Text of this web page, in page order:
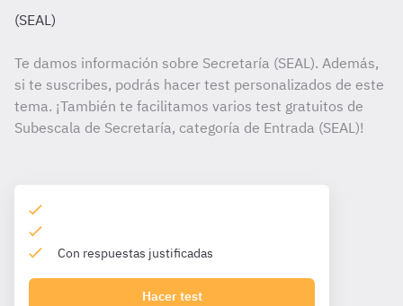
(SEAL)
Te damos información sobre Secretaría (SEAL). Además,
si te suscribes, podrás hacer test personalizados de este
tema. ¡También te facilitamos varios test gratuitos de
Subescala de Secretaría, categoría de Entrada (SEAL)!
Con respuestas justificadas
Hacer test